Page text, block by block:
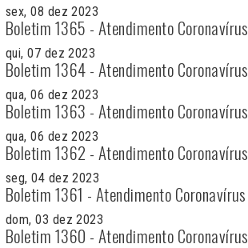
sex, 08 dez 2023
Boletim 1365 - Atendimento Coronavírus
qui, 07 dez 2023
Boletim 1364 - Atendimento Coronavírus
qua, 06 dez 2023
Boletim 1363 - Atendimento Coronavírus
qua, 06 dez 2023
Boletim 1362 - Atendimento Coronavírus
seg, 04 dez 2023
Boletim 1361 - Atendimento Coronavírus
dom, 03 dez 2023
Boletim 1360 - Atendimento Coronavírus